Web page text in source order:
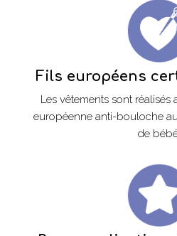
Fils européens
Les vêtements sont
européenne anti-bouloche
de